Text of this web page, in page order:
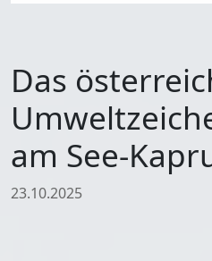
Das
am See-
23.10.2025